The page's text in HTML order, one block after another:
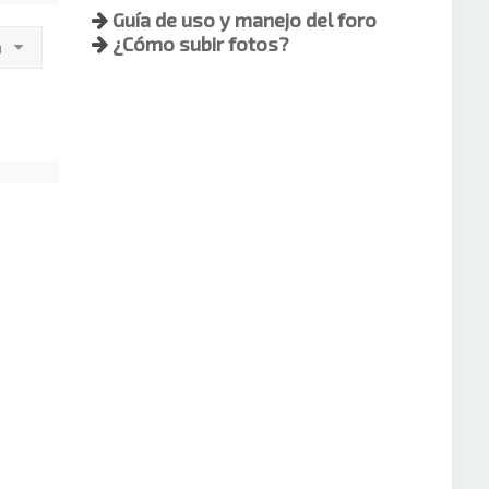
Guía de uso y manejo del foro
¿Cómo subir fotos?